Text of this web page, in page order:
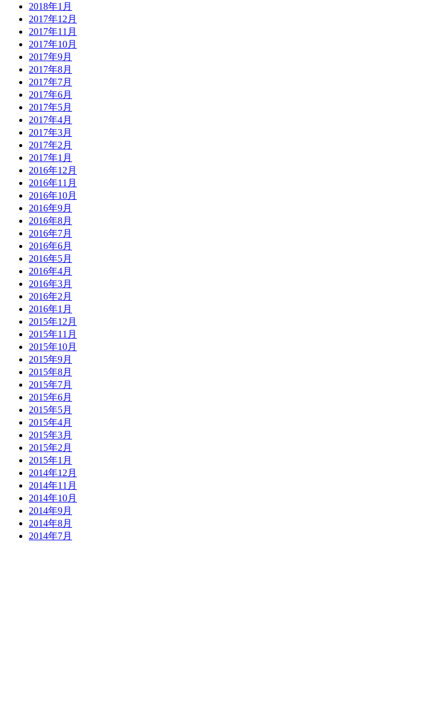
2018年1月
2017年12月
2017年11月
2017年10月
2017年9月
2017年8月
2017年7月
2017年6月
2017年5月
2017年4月
2017年3月
2017年2月
2017年1月
2016年12月
2016年11月
2016年10月
2016年9月
2016年8月
2016年7月
2016年6月
2016年5月
2016年4月
2016年3月
2016年2月
2016年1月
2015年12月
2015年11月
2015年10月
2015年9月
2015年8月
2015年7月
2015年6月
2015年5月
2015年4月
2015年3月
2015年2月
2015年1月
2014年12月
2014年11月
2014年10月
2014年9月
2014年8月
2014年7月